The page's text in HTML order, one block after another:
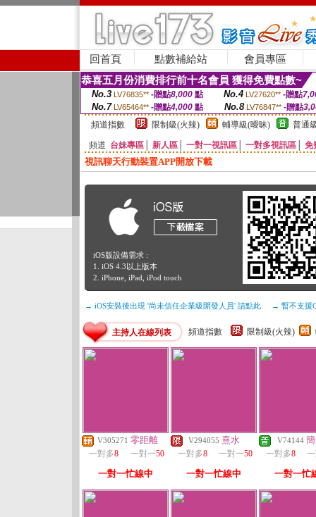
回首頁 點數補給站 會員專區
恭喜五月份消費排行前十名會員 獲得免費點數~
No.3 LV76835** -贈點8,000點 No.4 LV27620** -贈點
No.7 LV65464** -贈點4,000 點 No.8 LV76847** -贈點
頻道指數
限制級(火辣) 輔導級(曖昧) 普通
頻道 台妹專區 新人區 一對一視訊區 一對多視訊區 免
視訊聊天行動裝置APP開放下載
iOS版設備需求 :
1. iOS 4.3以上版本
2. iPhone, iPad, iPod touch
→ iOS安裝後出現 '尚未信任企業級開發人員' 請點此 → 暫不支援
主持人在線列表 頻道指數 限制級(火辣)
V305271 零距離
一對多8 一對一50
一對一忙線中
V294055 熹水
一對多8 一對一50
一對一忙線中
V74144
一對多8
一對一忙